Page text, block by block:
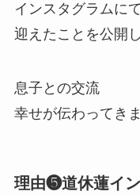
インスタグラムに
迎えたことを公開
息子との交流
幸せが伝わってき
理由❺道休蓮イ